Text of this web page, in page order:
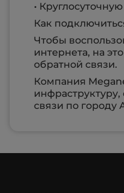
•
Как
Чтобы
интернета, на
обратной связи.
Компания
связи по городу